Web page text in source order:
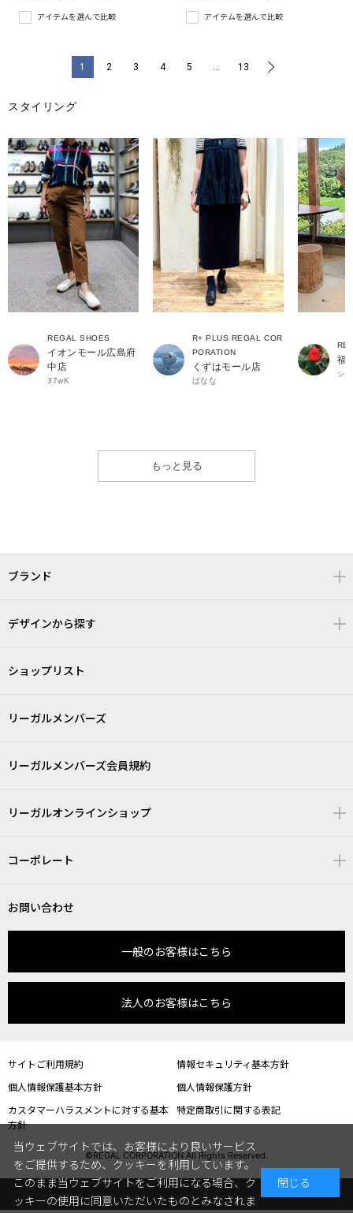
アイテムを選んで比較 アイテムを選んで比較
1 2 3 4 5 … 13 >
スタイリング
REGAL SHOES
イオンモール広島府
中店
37wK
R+ PLUS REGAL COR
PORATION
くずはモール店
ばなな
福
シ
もっと見る
ブランド
デザインから探す
ショップリスト
リーガルメンバーズ
リーガルメンバーズ会員規約
リーガルオンラインショップ
コーポレート
お問い合わせ
一般のお客様はこちら
法人のお客様はこちら
サイトご利用規約
情報セキュリティ基本方針
個人情報保護基本方針
個人情報保護方針
カスタマーハラスメントに対する基本
方針
特定商取引に関する表記
©REGAL CORPORATION All Rights Reserved.
当ウェブサイトでは、お客様により良いサービス
をご提供するため、クッキーを利用しています。
このまま当ウェブサイトをご利用になる場合、ク
ッキーの使用に同意いただいたものとみなされま
閉じる